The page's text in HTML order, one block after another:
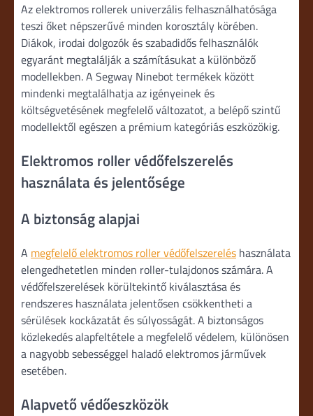
Az elektromos rollerek univerzális felhasználhatósága
teszi őket népszerűvé minden korosztály körében.
Diákok, irodai dolgozók és szabadidős felhasználók
egyaránt megtalálják a számításukat a különböző
modellekben. A Segway Ninebot termékek között
mindenki megtalálhatja az igényeinek és
költségvetésének megfelelő változatot, a belépő szintű
modellektől egészen a prémium kategóriás eszközökig.
Elektromos roller védőfelszerelés
használata és jelentősége
A biztonság alapjai
A megfelelő elektromos roller védőfelszerelés használata
elengedhetetlen minden roller-tulajdonos számára. A
védőfelszerelések körültekintő kiválasztása és
rendszeres használata jelentősen csökkentheti a
sérülések kockázatát és súlyosságát. A biztonságos
közlekedés alapfeltétele a megfelelő védelem, különösen
a nagyobb sebességgel haladó elektromos járművek
esetében.
Alapvető védőeszközök